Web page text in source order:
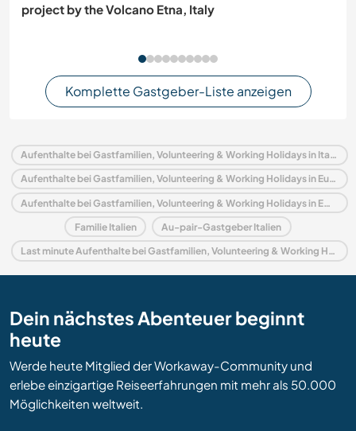
project by the Volcano Etna, Italy
Komplette Gastgeber-Liste anzeigen
Aufenthalte bei Gastfamilien, Volunteering & Working Holidays in Italien
Aufenthalte bei Gastfamilien, Volunteering & Working Holidays in Europa
Aufenthalte bei Gastfamilien, Volunteering & Working Holidays in Emilia–Romagna
Familie Italien Au-pair-Gastgeber Italien
Last minute Aufenthalte bei Gastfamilien, Volunteering & Working Holidays in Italien
Dein nächstes Abenteuer beginnt
heute
Werde heute Mitglied der Workaway-Community und
erlebe einzigartige Reiseerfahrungen mit mehr als 50.000
Möglichkeiten weltweit.